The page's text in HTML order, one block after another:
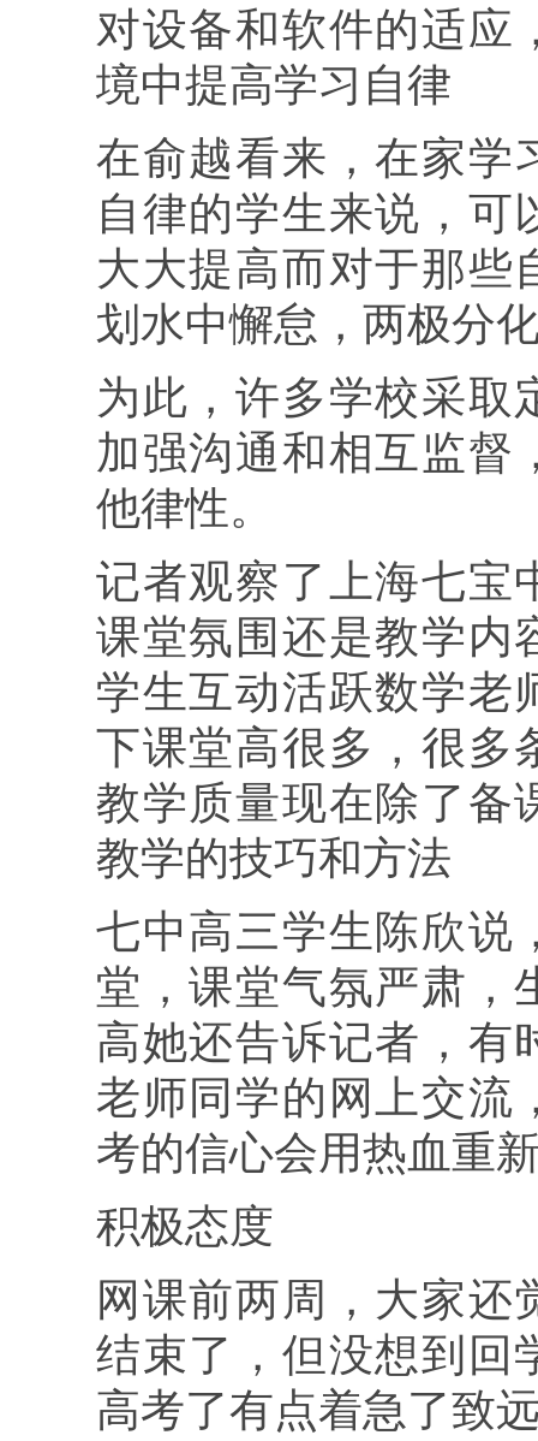
对设备和软件的适应
境中提高学习自律
在俞越看来，在家学
自律的学生来说，可
大大提高而对于那些
划水中懈怠，两极分
为此，许多学校采取
加强沟通和相互监督
他律性。
记者观察了上海七宝
课堂氛围还是教学内
学生互动活跃数学老
下课堂高很多，很多
教学质量现在除了备
教学的技巧和方法
七中高三学生陈欣说
堂，课堂气氛严肃，
高她还告诉记者，有
老师同学的网上交流
考的信心会用热血重
积极态度
网课前两周，大家还
结束了，但没想到回
高考了有点着急了致